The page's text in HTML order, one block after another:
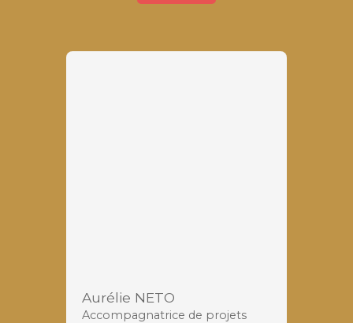
Aurélie NETO
Accompagnatrice de projets